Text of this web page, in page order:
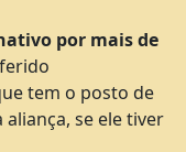
por mais de
tem o posto de
se ele tiver